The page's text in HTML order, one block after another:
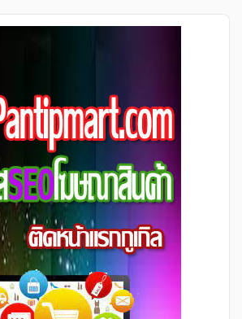
อียดเพิ่มเติมหรือนัดหมายเข้าชมโครงการ